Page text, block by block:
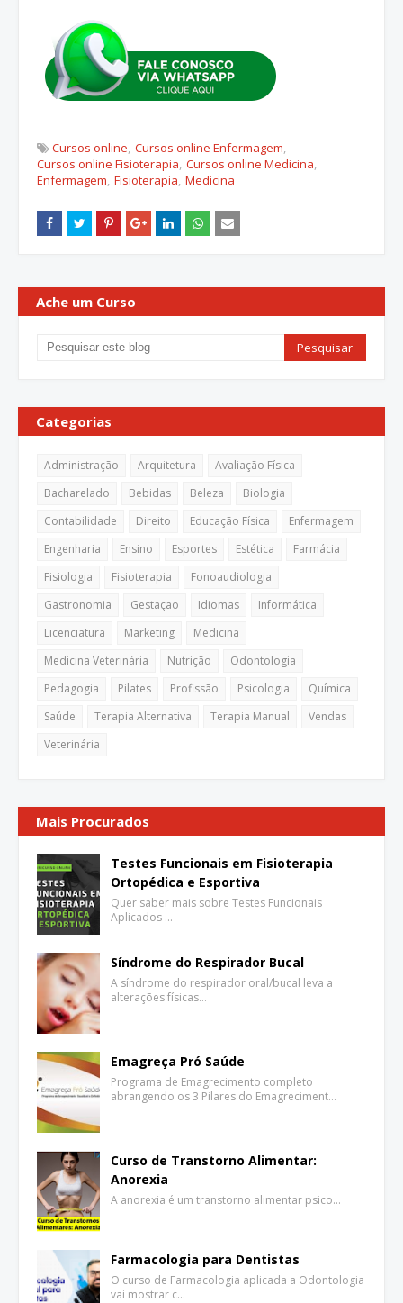
Cursos online Cursos online Enfermagem
Cursos online Fisioterapia Cursos online Medicina
Enfermagem Fisioterapia Medicina
Ache um Curso
Categorias
Administração Arquitetura
Avaliação Física
Bacharelado
Bebidas Beleza
Biologia
Contabilidade
Direito Educação Física
Enfermagem
Engenharia
Ensino Esportes Estética
Farmácia
Fisiologia
Fisioterapia
Fonoaudiologia
Gastronomia
Gestaçao Idiomas
Informática
Licenciatura
Marketing
Medicina
Medicina Veterinária
Nutrição
Odontologia
Pedagogia
Pilates Profissão Psicologia
Química
Saúde
Terapia Alternativa Terapia Manual
Vendas
Veterinária
Mais Procurados
Testes Funcionais em Fisioterapia
Ortopédica e Esportiva
Quer saber mais sobre Testes Funcionais
Aplicados …
Síndrome do Respirador Bucal
A síndrome do respirador oral/bucal leva a
alterações físicas…
Emagreça Pró Saúde
Programa de Emagrecimento completo
abrangendo os 3 Pilares do Emagreciment…
Curso de Transtorno Alimentar:
Anorexia
A anorexia é um transtorno alimentar psico…
Farmacologia para Dentistas
O curso de Farmacologia aplicada a Odontologia
vai mostrar c…